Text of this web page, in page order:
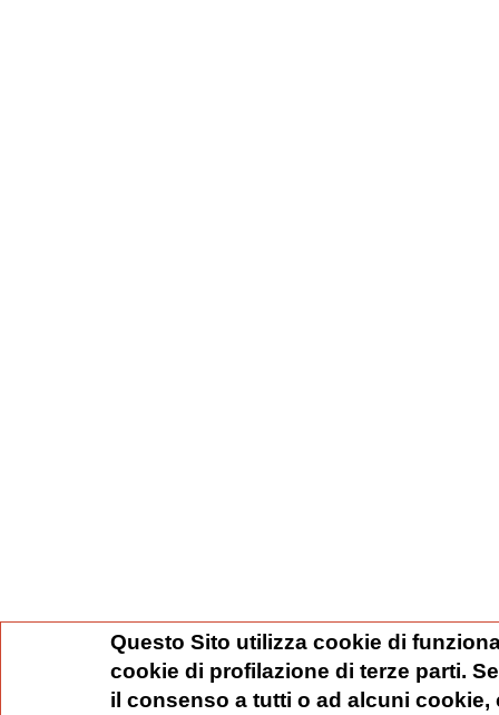
Questo Sito utilizza cookie di
cookie di profilazione di terze parti.
il consenso a tutti o ad alcuni